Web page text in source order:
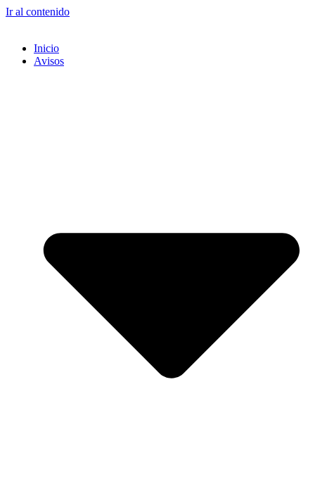
Ir al contenido
Inicio
Avisos